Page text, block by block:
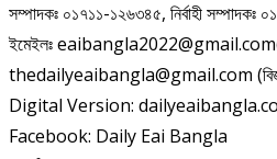
সম্পাদকঃ ০১৭১১-১২৬৩৪৫, নির্বাহী সম্পাদকঃ
ইমেইলঃ
thedailyeaibangla@gmail.com
Digital Version:
Facebook: Daily Eai Bangla